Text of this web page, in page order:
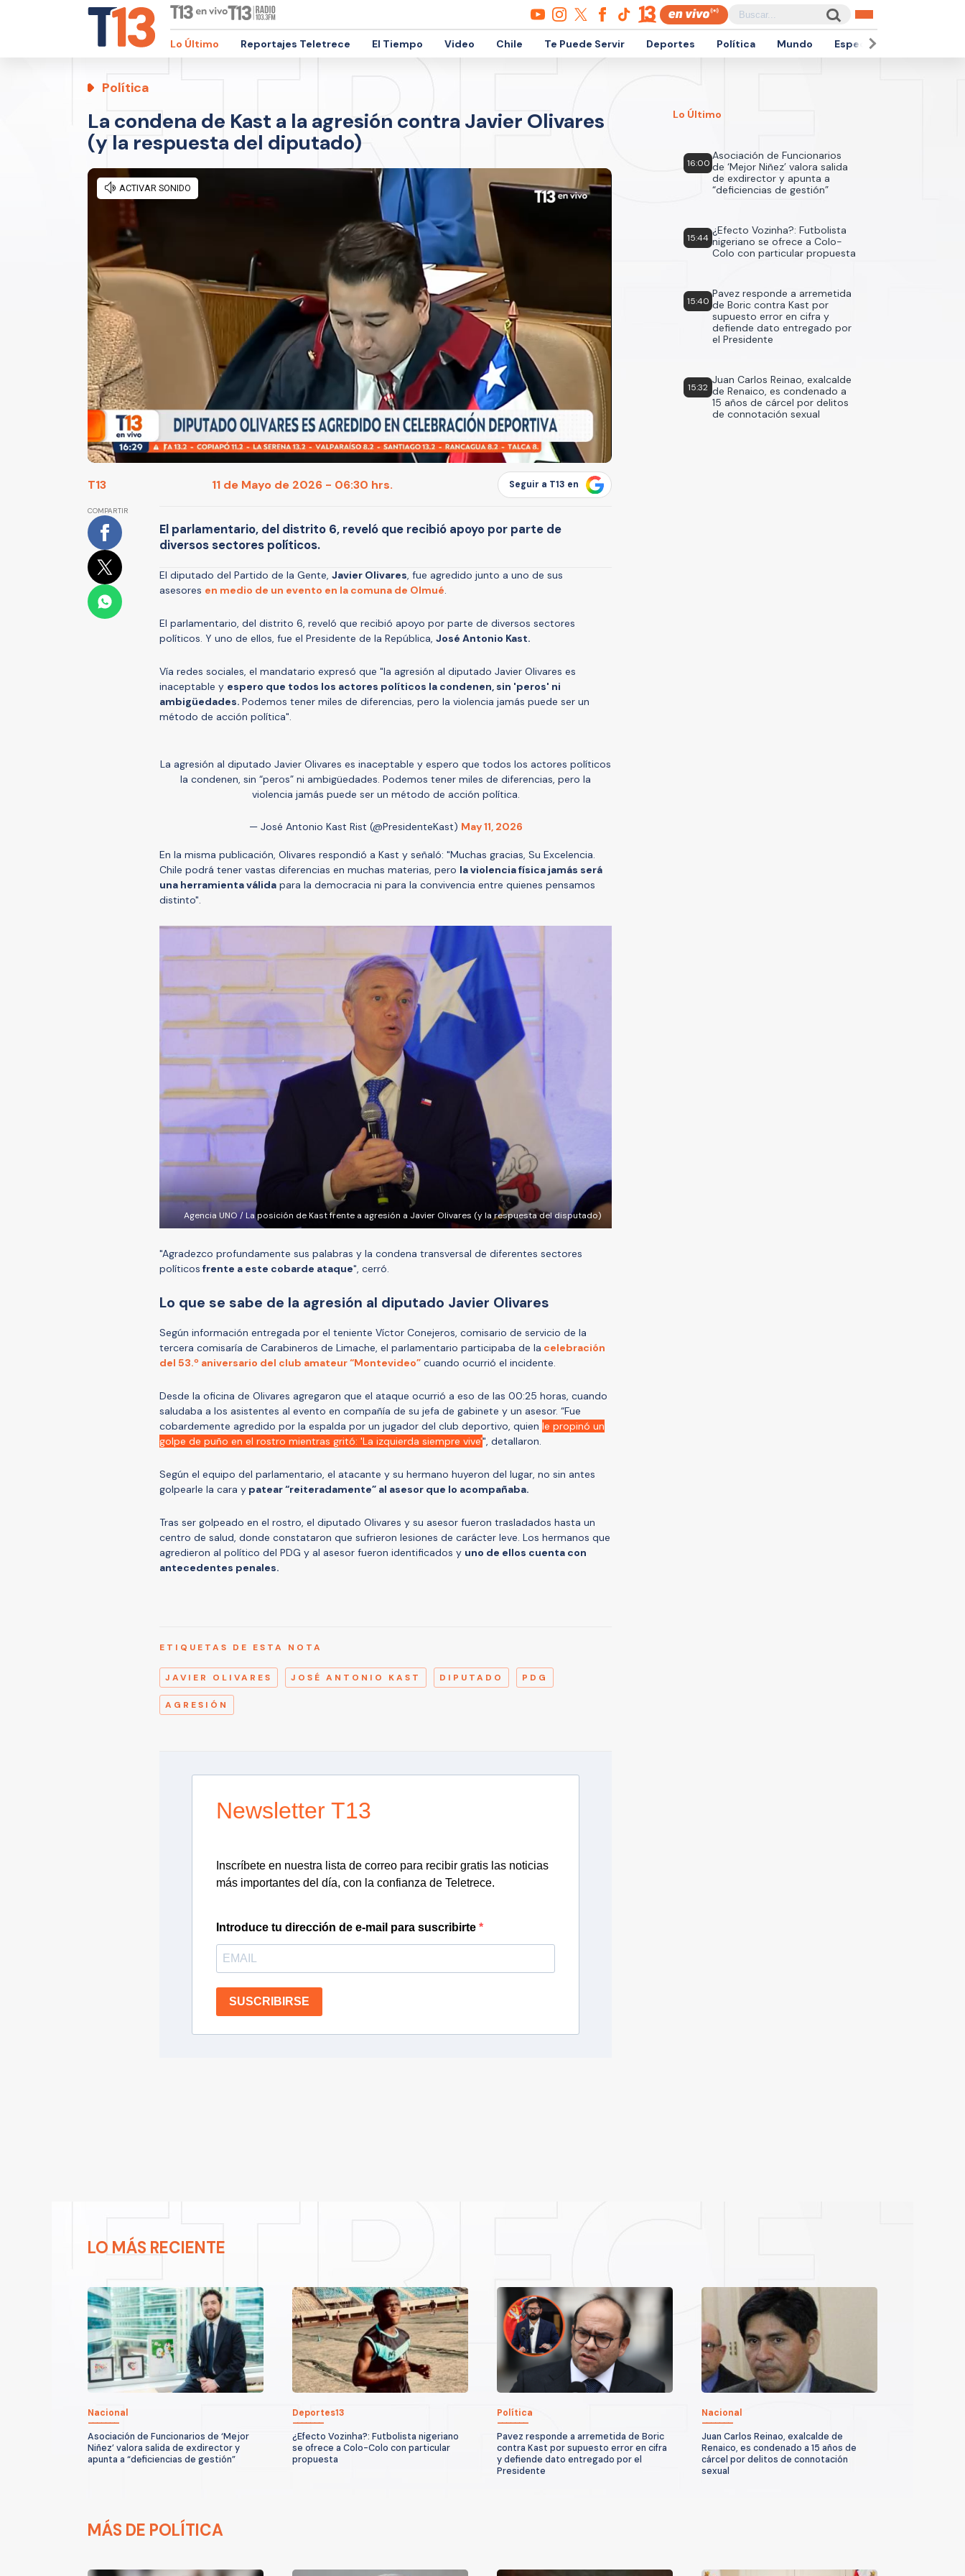
Lo Último Reportajes Teletrece El Tiempo Video Chile Te Puede Servir Deportes Política Mundo Espectáculos
Política
La condena de Kast a la agresión contra Javier Olivares
(y la respuesta del diputado)
T13 11 de Mayo de 2026 - 06:30 hrs. Seguir a T13 en
COMPARTIR
El parlamentario, del distrito 6, reveló que recibió apoyo por parte de
diversos sectores políticos.
El diputado del Partido de la Gente, Javier Olivares, fue agredido junto a uno de sus
asesores en medio de un evento en la comuna de Olmué.
El parlamentario, del distrito 6, reveló que recibió apoyo por parte de diversos sectores
políticos. Y uno de ellos, fue el Presidente de la República, José Antonio Kast.
Vía redes sociales, el mandatario expresó que "la agresión al diputado Javier Olivares es
inaceptable y espero que todos los actores políticos la condenen, sin 'peros' ni
ambigüedades. Podemos tener miles de diferencias, pero la violencia jamás puede ser un
método de acción política".
La agresión al diputado Javier Olivares es inaceptable y espero que todos los actores políticos
la condenen, sin “peros” ni ambigüedades. Podemos tener miles de diferencias, pero la
violencia jamás puede ser un método de acción política.
— José Antonio Kast Rist (@PresidenteKast) May 11, 2026
En la misma publicación, Olivares respondió a Kast y señaló: "Muchas gracias, Su Excelencia.
Chile podrá tener vastas diferencias en muchas materias, pero la violencia física jamás será
una herramienta válida para la democracia ni para la convivencia entre quienes pensamos
distinto".
Agencia UNO / La posición de Kast frente a agresión a Javier Olivares (y la respuesta del disputado)
"Agradezco profundamente sus palabras y la condena transversal de diferentes sectores
políticos frente a este cobarde ataque", cerró.
Lo que se sabe de la agresión al diputado Javier Olivares
Según información entregada por el teniente Víctor Conejeros, comisario de servicio de la
tercera comisaría de Carabineros de Limache, el parlamentario participaba de la celebración
del 53.º aniversario del club amateur “Montevideo” cuando ocurrió el incidente.
Desde la oficina de Olivares agregaron que el ataque ocurrió a eso de las 00:25 horas, cuando
saludaba a los asistentes al evento en compañía de su jefa de gabinete y un asesor. “Fue
cobardemente agredido por la espalda por un jugador del club deportivo, quien le propinó un
golpe de puño en el rostro mientras gritó: 'La izquierda siempre vive'", detallaron.
Según el equipo del parlamentario, el atacante y su hermano huyeron del lugar, no sin antes
golpearle la cara y patear “reiteradamente” al asesor que lo acompañaba.
Tras ser golpeado en el rostro, el diputado Olivares y su asesor fueron trasladados hasta un
centro de salud, donde constataron que sufrieron lesiones de carácter leve. Los hermanos que
agredieron al político del PDG y al asesor fueron identificados y uno de ellos cuenta con
antecedentes penales.
ETIQUETAS DE ESTA NOTA
JAVIER OLIVARES JOSÉ ANTONIO KAST DIPUTADO PDG
AGRESIÓN
Newsletter T13
Inscríbete en nuestra lista de correo para recibir gratis las noticias
más importantes del día, con la confianza de Teletrece.
Introduce tu dirección de e-mail para suscribirte
SUSCRIBIRSE
Lo Último
16:00
Asociación de Funcionarios
de ‘Mejor Niñez’ valora salida
de exdirector y apunta a
“deficiencias de gestión”
15:44
¿Efecto Vozinha?: Futbolista
nigeriano se ofrece a Colo-
Colo con particular propuesta
15:40
Pavez responde a arremetida
de Boric contra Kast por
supuesto error en cifra y
defiende dato entregado por
el Presidente
15:32
Juan Carlos Reinao, exalcalde
de Renaico, es condenado a
15 años de cárcel por delitos
de connotación sexual
LO MÁS RECIENTE
Nacional
Asociación de Funcionarios de ‘Mejor
Niñez’ valora salida de exdirector y
apunta a “deficiencias de gestión”
Deportes13
¿Efecto Vozinha?: Futbolista nigeriano
se ofrece a Colo-Colo con particular
propuesta
Política
Pavez responde a arremetida de Boric
contra Kast por supuesto error en cifra
y defiende dato entregado por el
Presidente
Nacional
Juan Carlos Reinao, exalcalde de
Renaico, es condenado a 15 años de
cárcel por delitos de connotación
sexual
MÁS DE POLÍTICA